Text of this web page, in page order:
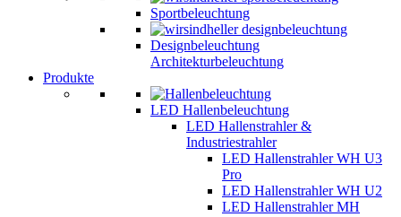
Sportbeleuchtung
Designbeleuchtung
Architekturbeleuchtung
Produkte
LED Hallenbeleuchtung
LED Hallenstrahler &
Industriestrahler
LED Hallenstrahler WH U3
Pro
LED Hallenstrahler WH U2
LED Hallenstrahler MH